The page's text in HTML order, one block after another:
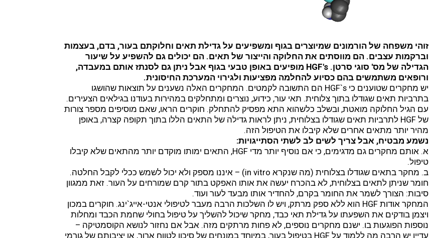
זוהי משפחה של הורמונים שמיוצרים בגוף ומשפיעים על גדילת תאים וחלוקתם בעור, בדם, בעצמות
וברקמות עצבים. הם מווסתים את החלוקה והייצור של תאים. הם יכולים גם להשפיע על שיעור
הגדילה של מס' סוגי סרטן. HGF's מופיעים באופן טבעי בגוף אבל ניתן גם לסנתז אותם במעבדה,
ורופאים משתמשים בהם כסיוע להחלמה מפציעות ולגירוי המערכת החיסונית.
יש מחקרים שטוענים כי HGF`s הם התשובה לקמטים. המחקרים האלה נשענים על תוצאות שהושגו
בתרביות תאים שגודלו בתוך צלוחית. תאי עור, כידוע, נוצרים ומתחלקים במהירות בעודנו בגילאים הצעירים.
עם הגיל החלוקה מואטת, ובשלב כלשהוא התא מפסיק להתחלק. חוקרים הראו, שאם מוסיפים מספר צורות
של HGF לתרביות תאים שגודלו בצלוחית, ניתן לראות גדילה של התאים הללו בתוך תקופה קצרה, באופן
מהיר יותר מתאים אחרים שלא קיבלו את הטיפול הזה.
נשמע מבטיח, אבל צריך לשים לב לשתי הסתייגויות:
א. אותם מחקרים גם מדגימים, כי אם נוסיף יותר מדי HGF, התאים ימותו מוקדם יותר מהתאים שלא קיבלו
טיפול.
ב. מחקר בתאים שגודלו בצלוחית (מה שנקרא in vitro) – איננו מספק ולא יכול לשמש ככלי לקבל החלטה.
חומר שניתן לתאים בצלוחית, לא בהכרח יעשה את אותו האפקט בתור קרם שמורחים על העור. זאת ממגוון
סיבות: הצורך לשמר את החומר בקרם, להחדיר אותו מבעד לעור ועוד.
המחקר אודות HGF הוא ללא ספק מרתק, ויש לו השלכות הרבה מעבר לטיפולי אנטי-אייג`ינג. חוקרים במכון
ויצמן בודקים את השפעתו על גדילת תאי כבד, מחקר שיכול להשליך על טיפול בחולי שחמת הכבד ומחלות
נוספות הפוגעות בו. ישנם מחקרים נוספים, לא פחות מרתקים מזה. אבל אם נחזור לנושא הקוסמטיקה –
עדיין יש הרבה מה ללמוד על HGF בטיפול בעור, במיוחד במונחים של סיכון לטווח ארוך, או יציבותם של גורמי